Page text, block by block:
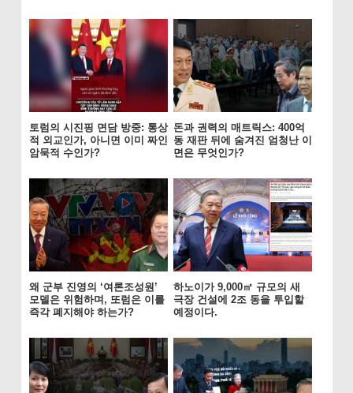
토럼의 시진핑 면담 방중: 통상
적 외교인가, 아니면 이미 짜인
암묵적 수인가?
돈과 권력의 매트릭스: 400억
동 재판 뒤에 숨겨진 엄청난 이
면은 무엇인가?
왜 군부 진영의 ‘여론조성원’
모델은 위험하며, 또럼은 이를
즉각 폐지해야 하는가?
하노이가 9,000㎡ 규모의 새
극장 건설에 2조 동을 투입할
예정이다.